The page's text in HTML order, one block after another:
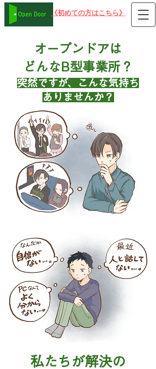
​《初めての方はこちら》
オープンドアは
どんなB型事業所？
突然ですが、こんな気持ち
ありませんか？
私たちが解決の